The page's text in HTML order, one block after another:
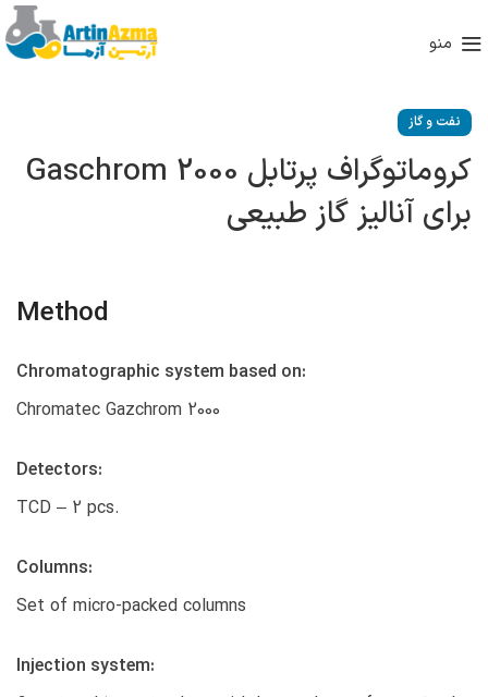
منو
نفت و گاز
کروماتوگراف پرتابل Gaschrom 2000
برای آنالیز گاز طبیعی
Method
Chromatographic system based on:
Chromatec Gazchrom 2000
Detectors:
TCD – 2 pcs.
Columns:
Set of micro-packed columns
Injection system: